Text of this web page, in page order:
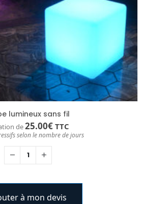
lumineux sans fil
de25.00€ TTC
selon le nombre de jours
à mon devis